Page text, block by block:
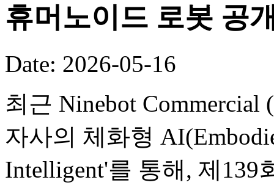
휴머노이드 로봇 공
Date: 2026-05-16
최근 Ninebot Commercial
자사의 체화형
Intelligent'를 통해, 제139